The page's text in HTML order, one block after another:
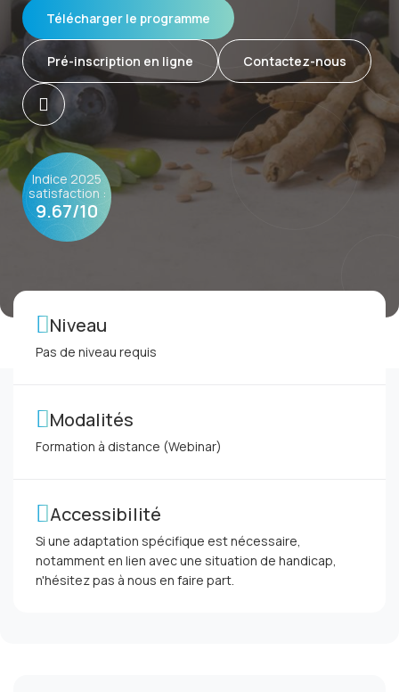
Télécharger le programme
Pré-inscription en ligne Contactez-nous
Indice 2025
satisfaction :
9.67/10
Niveau
Pas de niveau requis
Modalités
Formation à distance (Webinar)
Accessibilité
Si une adaptation spécifique est nécessaire,
notamment en lien avec une situation de handicap,
n'hésitez pas à nous en faire part.